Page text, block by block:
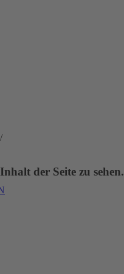
der Seite zu sehen.